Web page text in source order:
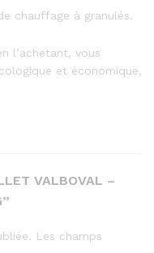
chauffage à granulés.
l’achetant, vous
et économique,
VALBOVAL –
Les champs